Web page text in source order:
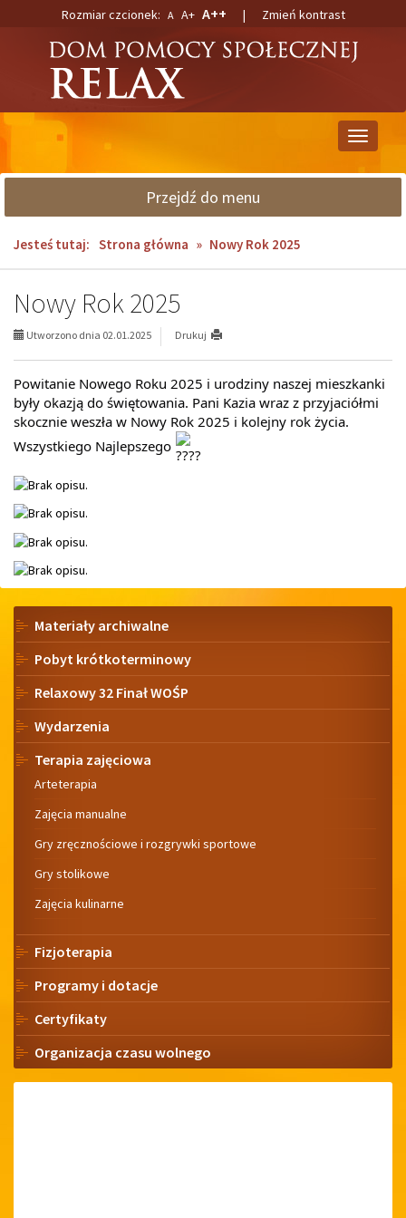
wyszukiwarki
Rozmiar czcionek: A A+ A++ | Zmień kontrast
Przełącz
Przejdź do menu
Jesteś tutaj: Strona główna » Nowy Rok 2025
Nowy Rok 2025
Utworzono dnia 02.01.2025 Drukuj
Powitanie Nowego Roku 2025 i urodziny naszej mieszkanki
były okazją do świętowania. Pani Kazia wraz z przyjaciółmi
skocznie weszła w Nowy Rok 2025 i kolejny rok życia.
Wszystkiego Najlepszego
Menu
Materiały archiwalne
Pobyt krótkoterminowy
Relaxowy 32 Finał WOŚP
Wydarzenia
Terapia zajęciowa
Arteterapia
Zajęcia manualne
Gry zręcznościowe i rozgrywki sportowe
Gry stolikowe
Zajęcia kulinarne
Fizjoterapia
Programy i dotacje
Certyfikaty
Organizacja czasu wolnego